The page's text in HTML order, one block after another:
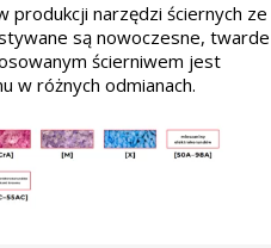
produkcji narzędzi ściernych ze
są nowoczesne, twarde
ścierniwem jest
w różnych odmianach.